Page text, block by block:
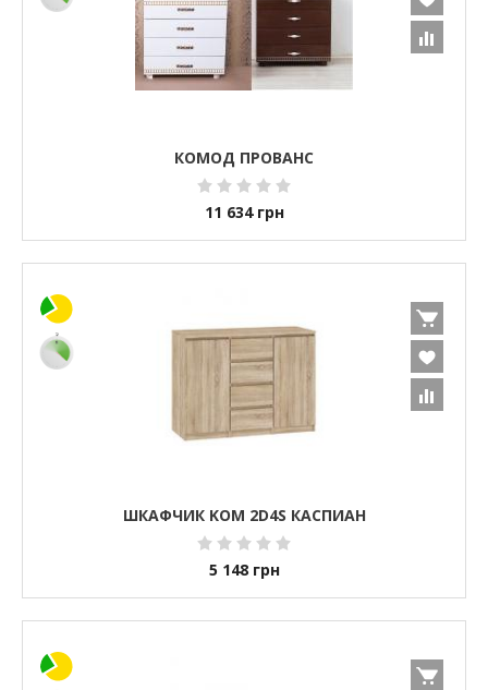
КОМОД ПРОВАНС
11 634 грн
ШКАФЧИК KOM 2D4S КАСПИАН
5 148 грн